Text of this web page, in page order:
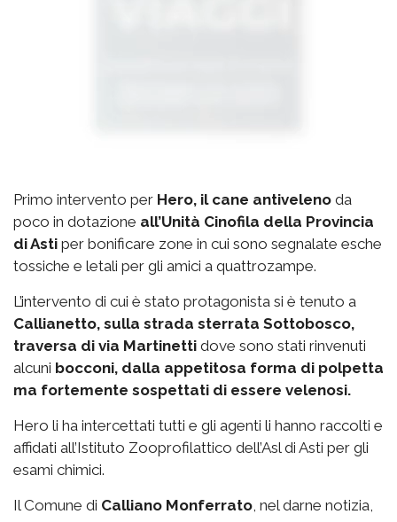
Primo intervento per Hero, il cane antiveleno da
poco in dotazione all’Unità Cinofila della Provincia
di Asti per bonificare zone in cui sono segnalate esche
tossiche e letali per gli amici a quattrozampe.
L’intervento di cui è stato protagonista si è tenuto a
Callianetto, sulla strada sterrata Sottobosco,
traversa di via Martinetti dove sono stati rinvenuti
alcuni bocconi, dalla appetitosa forma di polpetta
ma fortemente sospettati di essere velenosi.
Hero li ha intercettati tutti e gli agenti li hanno raccolti e
affidati all’Istituto Zooprofilattico dell’Asl di Asti per gli
esami chimici.
Il Comune di Calliano Monferrato, nel darne notizia,